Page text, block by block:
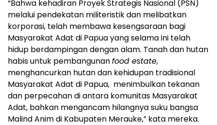
“Bahwa kehadiran Proyek Strategis Nasional (PSN)
melalui pendekatan militeristik dan melibatkan
korporasi, telah membawa kesengsaraan bagi
Masyarakat Adat di Papua yang selama ini telah
hidup berdampingan dengan alam. Tanah dan hutan
habis untuk pembangunanfood estate,
menghancurkan hutan dan kehidupan tradisional
Masyarakat Adat di Papua, menimbulkan tekanan
dan perpecahan di antara komunitas Masyarakat
Adat, bahkan mengancam hilangnya suku bangsa
Malind Anim di Kabupaten Merauke,” kata mereka.